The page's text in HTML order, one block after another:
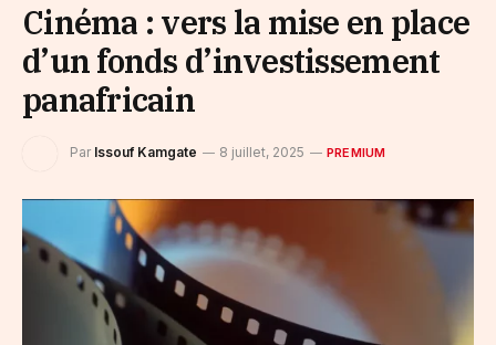
Cinéma : vers la mise en place
d’un fonds d’investissement
panafricain
Par Issouf Kamgate 8 juillet, 2025 PREMIUM